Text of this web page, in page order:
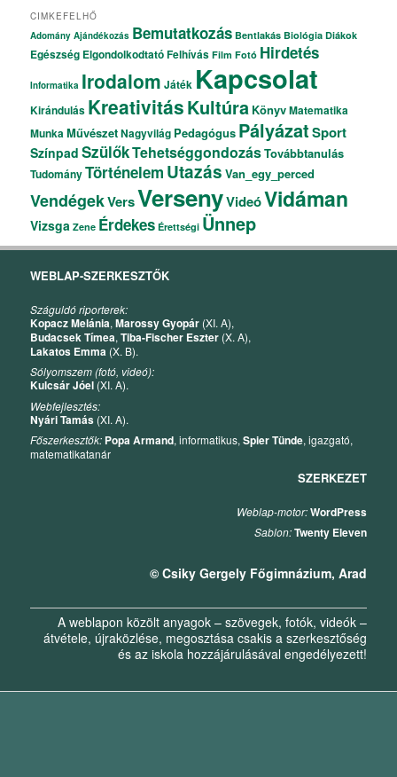
CIMKEFELHŐ
Adomány Ajándékozás Bemutatkozás Bentlakás Biológia Diákok
Egészség ElgondolkodtatóFelhívás Film Fotó Hirdetés
Informatika Irodalom Játék Kapcsolat
Kirándulás KreativitásKultúra KönyvMatematika
MunkaMűvészetNagyvilág Pedagógus PályázatSport
Színpad SzülőkTehetséggondozásTovábbtanulás
TudományTörténelem Utazás Van_egy_perced
VendégekVersVersenyVideóVidáman
Vizsga Zene Érdekes Érettségi Ünnep
WEBLAP-SZERKESZTŐK
Száguldó riporterek:
Kopacz Melánia,Marossy Gyopár (XI. A),
Budacsek Tímea,Tiba-Fischer Eszter (X. A),
Lakatos Emma (X. B).
Sólyomszem (fotó, videó):
Kulcsár Jóel (XI. A).
Webfejlesztés:
Nyári Tamás (XI. A).
Főszerkesztők: Popa Armand, informatikus,Spier Tünde, igazgató,
matematikatanár
SZERKEZET
Weblap-motor:WordPress
Sablon:Twenty Eleven
© Csiky Gergely Főgimnázium, Arad
A weblapon közölt anyagok – szövegek, fotók, videók –
átvétele, újraközlése, megosztása csakis a szerkesztőség
és az iskola hozzájárulásával engedélyezett!